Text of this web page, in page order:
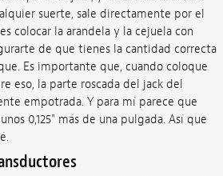
suerte, sale directamente por el
colocar la arandela y la cejuela con
de que tienes la cantidad correcta
Es importante que, cuando coloque
eso, la parte roscada del jack del
empotrada. Y para mí parece que
0,125" más de una pulgada. Así que